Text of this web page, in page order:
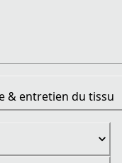
& entretien du tissu